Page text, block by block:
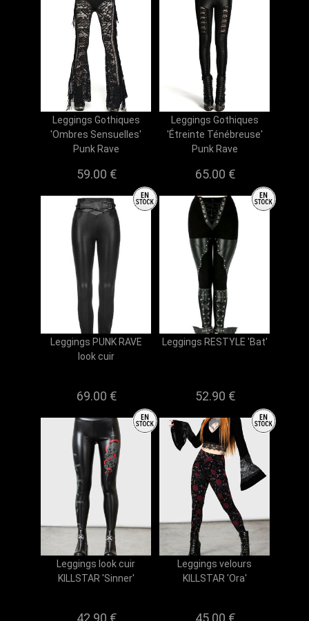
Leggings Gothiques
'Ombres Sensuelles'
Punk Rave
59.00 €
Leggings Gothiques
'Étreinte Ténébreuse'
Punk Rave
65.00 €
Leggings PUNK RAVE
look cuir
69.00 €
Leggings RESTYLE 'Bat'
52.90 €
Leggings look cuir
KILLSTAR 'Sinner'
42.90 €
Leggings velours
KILLSTAR 'Ora'
45.00 €